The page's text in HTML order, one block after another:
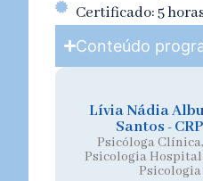
Certificado: 5
Conteúdo
Lívia Nádia
Santos -
Psicóloga
Psicologia
Psicologia